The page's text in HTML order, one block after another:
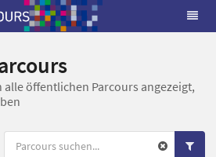
öffentlichen Parcours angezeigt,